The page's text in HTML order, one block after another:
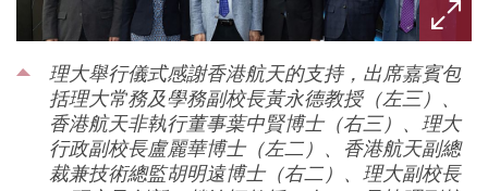
理大舉行儀式感謝香港航天的支持，出席嘉賓包
括理大常務及學務副校長黃永德教授（左三）、
香港航天非執行董事葉中賢博士（右三）、理大
行政副校長盧麗華博士（左二）、香港航天副總
裁兼技術總監胡明遠博士（右二）、理大副校長